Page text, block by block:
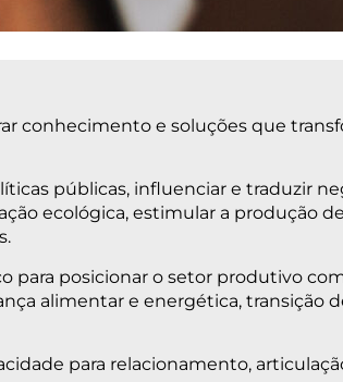
conhecimento e soluções que
públicas, influenciar e traduzir
ecológica, estimular a produção
para posicionar o setor produtivo
alimentar e energética, transição
para relacionamento,